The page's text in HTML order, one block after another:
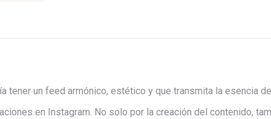
tener un feed armónico, estético y que transmita la esencia
en Instagram. No solo por la creación del contenido,